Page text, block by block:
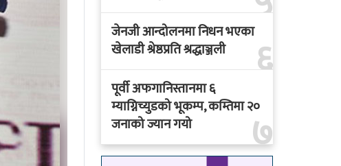
६
जेनजी आन्दोलनमा निधन भएका
खेलाडी श्रेष्ठप्रति श्रद्धाञ्जली
७
पूर्वी अफगानिस्तानमा ६
म्याग्निच्युडको भूकम्प, कम्तिमा २०
जनाको ज्यान गयो